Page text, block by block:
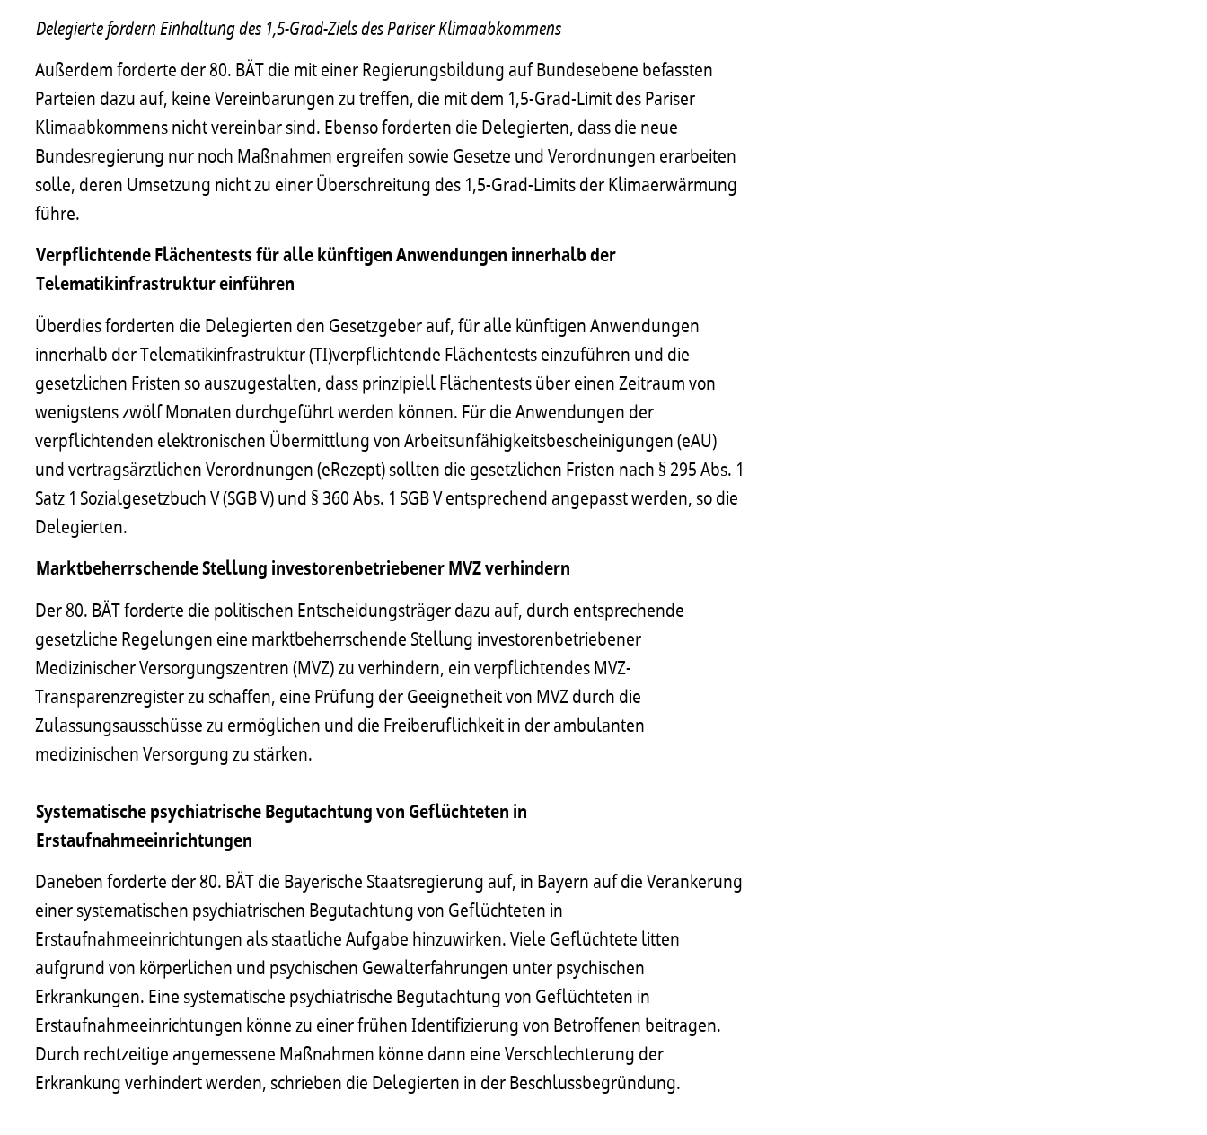
Delegierte fordern Einhaltung des 1,5-Grad-Ziels des Pariser Klimaabkommens
Außerdem forderte der 80. BÄT die mit einer Regierungsbildung auf Bundesebene befassten
Parteien dazu auf, keine Vereinbarungen zu treffen, die mit dem 1,5-Grad-Limit des Pariser
Klimaabkommens nicht vereinbar sind. Ebenso forderten die Delegierten, dass die neue
Bundesregierung nur noch Maßnahmen ergreifen sowie Gesetze und Verordnungen erarbeiten
solle, deren Umsetzung nicht zu einer Überschreitung des 1,5-Grad-Limits der Klimaerwärmung
führe.
Verpflichtende Flächentests für alle künftigen Anwendungen innerhalb der
Telematikinfrastruktur einführen
Überdies forderten die Delegierten den Gesetzgeber auf, für alle künftigen Anwendungen
innerhalb der Telematikinfrastruktur (TI)verpflichtende Flächentests einzuführen und die
gesetzlichen Fristen so auszugestalten, dass prinzipiell Flächentests über einen Zeitraum von
wenigstens zwölf Monaten durchgeführt werden können. Für die Anwendungen der
verpflichtenden elektronischen Übermittlung von Arbeitsunfähigkeitsbescheinigungen (eAU)
und vertragsärztlichen Verordnungen (eRezept) sollten die gesetzlichen Fristen nach § 295 Abs. 1
Satz 1 Sozialgesetzbuch V (SGB V) und § 360 Abs. 1 SGB V entsprechend angepasst werden, so die
Delegierten.
Marktbeherrschende Stellung investorenbetriebener MVZ verhindern
Der 80. BÄT forderte die politischen Entscheidungsträger dazu auf, durch entsprechende
gesetzliche Regelungen eine marktbeherrschende Stellung investorenbetriebener
Medizinischer Versorgungszentren (MVZ) zu verhindern, ein verpflichtendes MVZ-
Transparenzregister zu schaffen, eine Prüfung der Geeignetheit von MVZ durch die
Zulassungsausschüsse zu ermöglichen und die Freiberuflichkeit in der ambulanten
medizinischen Versorgung zu stärken.
Systematische psychiatrische Begutachtung von Geflüchteten in
Erstaufnahmeeinrichtungen
Daneben forderte der 80. BÄT die Bayerische Staatsregierung auf, in Bayern auf die Verankerung
einer systematischen psychiatrischen Begutachtung von Geflüchteten in
Erstaufnahmeeinrichtungen als staatliche Aufgabe hinzuwirken. Viele Geflüchtete litten
aufgrund von körperlichen und psychischen Gewalterfahrungen unter psychischen
Erkrankungen. Eine systematische psychiatrische Begutachtung von Geflüchteten in
Erstaufnahmeeinrichtungen könne zu einer frühen Identifizierung von Betroffenen beitragen.
Durch rechtzeitige angemessene Maßnahmen könne dann eine Verschlechterung der
Erkrankung verhindert werden, schrieben die Delegierten in der Beschlussbegründung.